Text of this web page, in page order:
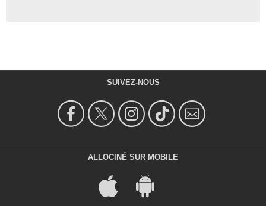
SUIVEZ-NOUS
ALLOCINÉ SUR MOBILE